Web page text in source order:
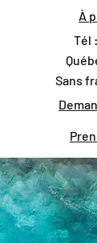
À
Tél :
Sans